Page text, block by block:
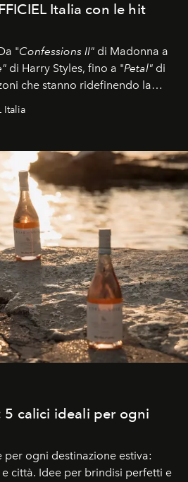
Italia con le hit
"Confessions II" di Madonna a
di Harry Styles, fino a "Petal" di
che stanno ridefinendo la
Italia
5 calici ideali per ogni
ogni destinazione estiva:
città. Idee per brindisi perfetti e